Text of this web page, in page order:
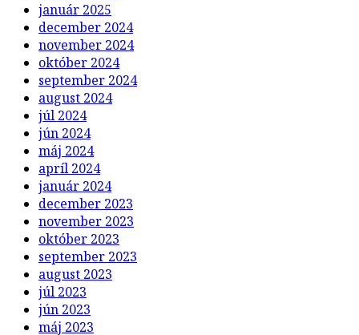
január 2025
december 2024
november 2024
október 2024
september 2024
august 2024
júl 2024
jún 2024
máj 2024
apríl 2024
január 2024
december 2023
november 2023
október 2023
september 2023
august 2023
júl 2023
jún 2023
máj 2023